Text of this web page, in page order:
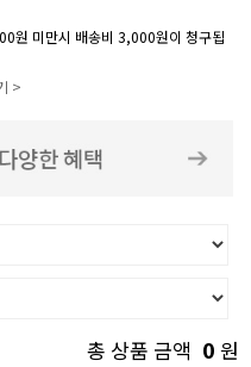
원 미만시 배송비 3,000원이 청구됩
>
총 상품 금액 0 원